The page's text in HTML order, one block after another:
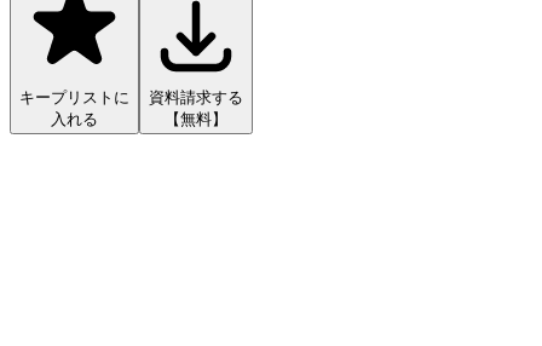
キープリストに
入れる
資料請求する
【無料】